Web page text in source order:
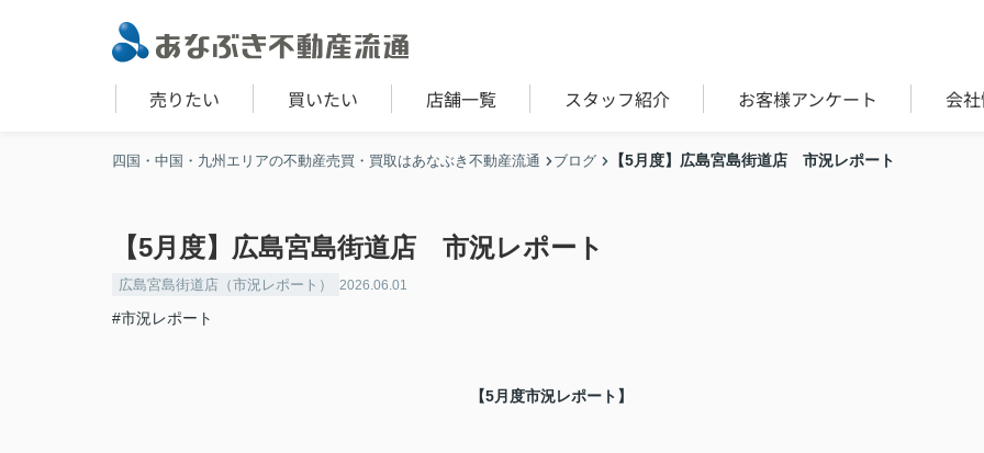
売りたい 買いたい 店舗一覧 スタッフ紹介 お客様アンケート 会
四国・中国・九州エリアの不動産売買・買取はあなぶき不動産流通 ブログ 【5月度】広島宮島街道店 市況レポート
【5月度】広島宮島街道店 市況レポート
広島宮島街道店（市況レポート） 2026.06.01
#市況レポート
【5月度市況レポート】